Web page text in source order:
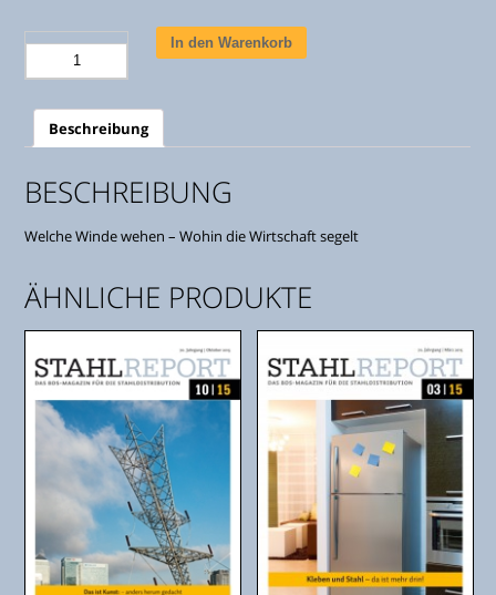
Stahlreport
Ausgabe
10/2014
Menge
In den Warenkorb
Beschreibung
BESCHREIBUNG
Welche Winde wehen – Wohin die Wirtschaft segelt
ÄHNLICHE PRODUKTE